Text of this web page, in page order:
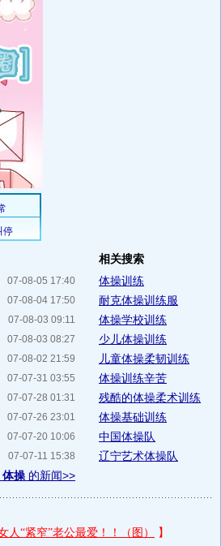
07-08-05 17:40
07-08-04 17:50
07-08-03 09:11
07-08-03 08:27
07-08-02 21:59
07-07-31 03:55
07-07-28 01:31
07-07-26 23:01
07-07-20 10:06
07-07-11 15:38
体操 的新闻>>
相关搜索
体操训练
耐克体操训练服
体操学校训练
少儿体操训练
儿童体操柔韧训练
体操训练辛苦
残酷的体操柔术训练
体操基础训练
中国体操队
辽宁艺术体操队